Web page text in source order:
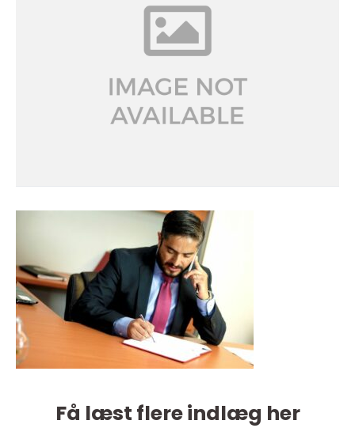
Få læst flere indlæg her